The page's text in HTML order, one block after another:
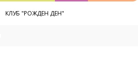
КЛУБ "РОЖДЕН ДЕН"